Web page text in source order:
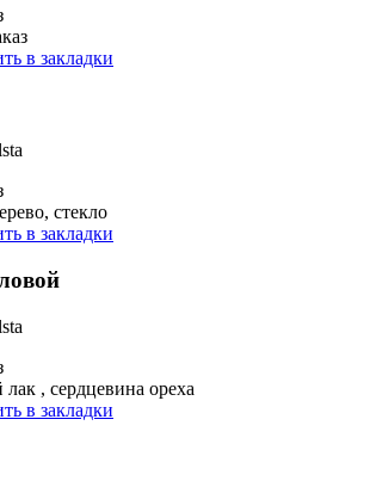
в закладки
стекло
в закладки
лак , сердцевина ореха
в закладки